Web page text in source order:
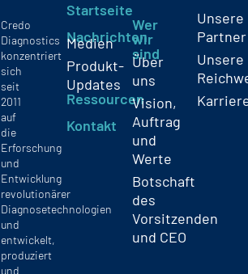
Credo
Diagnostics
konzentriert
sich
seit
2011
auf
die
Erforschung
und
Entwicklung
revolutionärer
Diagnosetechnologien
und
entwickelt,
produziert
und
Startseite
Nachrichten
Medien
Produkt-
Updates
Ressourcen
Kontakt
Wer
wir
sind
Über
uns
Vision,
Auftrag
und
Werte
Botschaft
des
Vorsitzenden
und CEO
Unsere
Partner
Unsere